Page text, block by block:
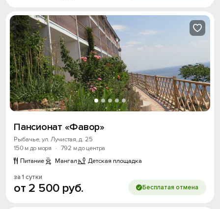
Пансионат «Фавор»
Рыбачье, ул. Лучистая, д. 25
150 м до моря
· 792 м до центра
Питание
Мангал Детская площадка
за 1 сутки
от 2 500 руб. Бесплатая отмена